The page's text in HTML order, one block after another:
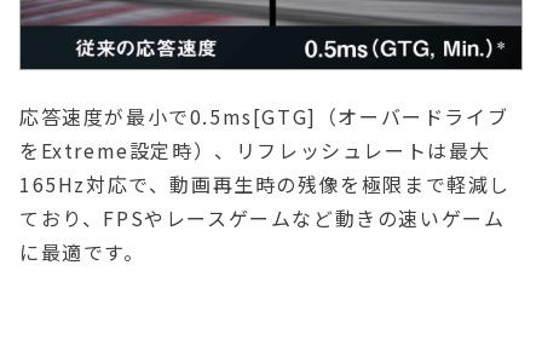
応答速度が最小で0.5ms[GTG]（オーバードライブ
をExtreme設定時）、リフレッシュレートは最大
165Hz対応で、動画再生時の残像を極限まで軽減し
ており、FPSやレースゲームなど動きの速いゲーム
に最適です。